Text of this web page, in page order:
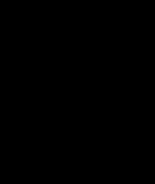
のメリット
に影響を与えることなく、運用